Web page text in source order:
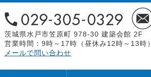
茨城県水戸市笠原町 978-30 建築会館 2F
営業時間：9時～17時（昼休み12時～13時）
メールで問い合わせ